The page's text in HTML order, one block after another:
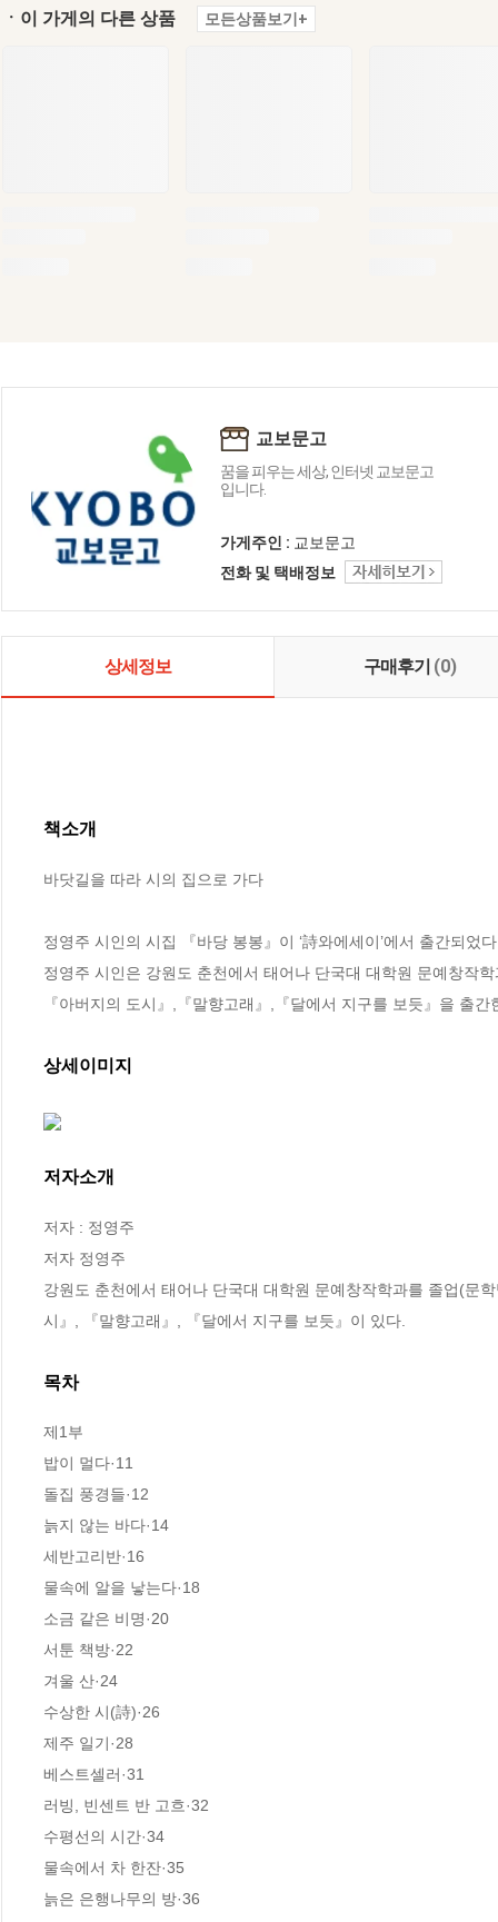
ㆍ이 가게의 다른 상품 모든상품보기+
교보문고
꿈을 피우는 세상, 인터넷 교보문고
입니다.
가게주인 : 교보문고
전화 및 택배정보
상세정보 구매후기 (0)
책소개
바닷길을 따라 시의 집으로 가다
정영주 시인의 시집 『바당 봉봉』이 ‘詩와에세이’에서 출간되었
정영주 시인은 강원도 춘천에서 태어나 단국대 대학원 문예창작
『아버지의 도시』,『말향고래』,『달에서 지구를 보듯』을 출간
상세이미지
저자소개
저자 : 정영주
저자 정영주
강원도 춘천에서 태어나 단국대 대학원 문예창작학과를 졸업(문
시』, 『말향고래』, 『달에서 지구를 보듯』이 있다.
목차
제1부
밥이 멀다·11
돌집 풍경들·12
늙지 않는 바다·14
세반고리반·16
물속에 알을 낳는다·18
소금 같은 비명·20
서툰 책방·22
겨울 산·24
수상한 시(詩)·26
제주 일기·28
베스트셀러·31
러빙, 빈센트 반 고흐·32
수평선의 시간·34
물속에서 차 한잔·35
늙은 은행나무의 방·36